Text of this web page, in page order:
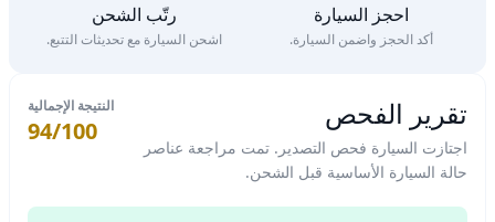
احجز السيارة
أكد الحجز واضمن السيارة.
رتّب الشحن
اشحن السيارة مع تحديثات التتبع.
تقرير الفحص
اجتازت السيارة فحص التصدير. تمت مراجعة عناصر
حالة السيارة الأساسية قبل الشحن.
النتيجة الإجمالية
94/100